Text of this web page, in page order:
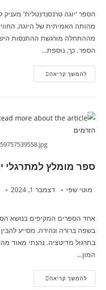
הספר 'יוגה טרנסנדנטלית' מעניק
מהותה האמיתית של היוגה,
מההתחלה מורגשת ההתנסות
הספר. כך, נוספת…
להמשך קריאה
ספר מומלץ למתרגלי
מוטי שפי דצמבר 1, 2024
אחד הספרים המקיפים בנושא
בשפה ברורה ונהירה, מסייע
בתרגול מדיטציה. נהנתי מאוד
המון…
להמשך קריאה